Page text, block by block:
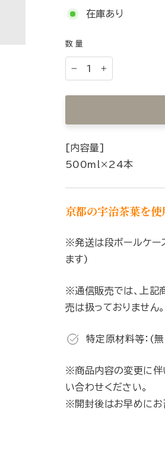
在庫あり
数量
[内容量]
500ml×24本
京都の宇治茶葉を
※発送は段ボールケー
ます)
※通信販売では、上記
売は扱っておりません
特定原材料等：(
※商品内容の変更に伴
い合わせください。
※開封後はお早めにお